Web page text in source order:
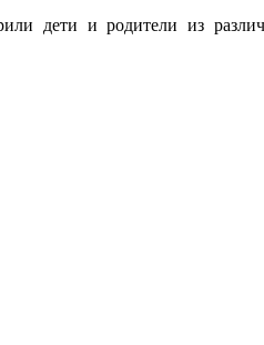
дети и родители из